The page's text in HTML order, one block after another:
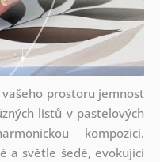
prostoru jemnost
listů v pastelových
kompozici.
a světle šedé, evokující